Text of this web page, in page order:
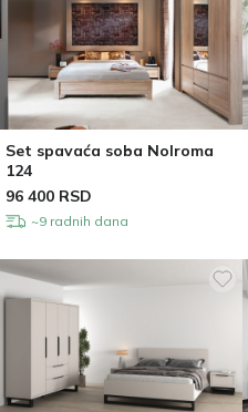
Set spavaća soba Nolroma
124
96 400 RSD
~9 radnih dana